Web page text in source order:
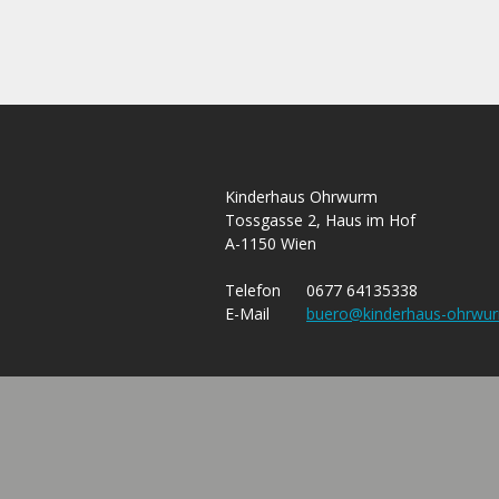
Kinderhaus Ohrwurm
Tossgasse 2, Haus im Hof
A-1150 Wien
Telefon
0677 64135338
E-Mail
buero@kinderhaus-